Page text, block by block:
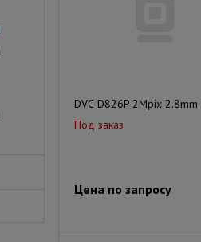
DVC-D826P 2Mpix 2.8mm
Под заказ
Цена по запросу